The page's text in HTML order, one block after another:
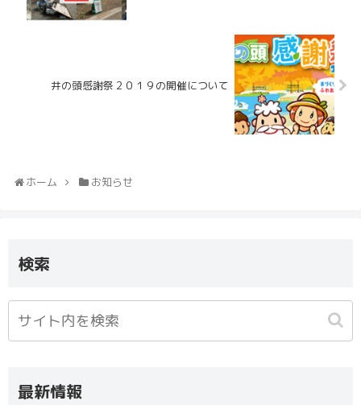
井の頭感謝祭２０１９の開催について
ホーム お知らせ
検索
最新情報